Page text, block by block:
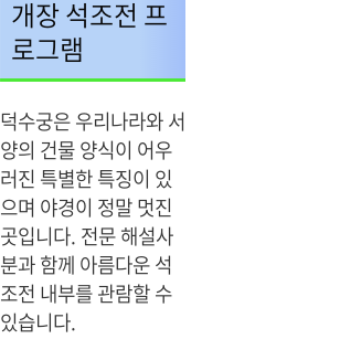
개장 석조전 프
로그램
덕수궁은 우리나라와 서
양의 건물 양식이 어우
러진 특별한 특징이 있
으며 야경이 정말 멋진
곳입니다. 전문 해설사
분과 함께 아름다운 석
조전 내부를 관람할 수
있습니다.